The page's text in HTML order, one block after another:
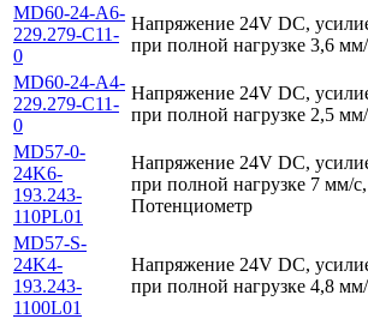
MD60-24-A6-
229.279-C11-
0
Напряжение 24V DC,
при полной нагрузке 3,6
MD60-24-A4-
229.279-C11-
0
Напряжение 24V DC,
при полной нагрузке 2,5
MD57-0-
24K6-
193.243-
110PL01
Напряжение 24V DC,
при полной нагрузке 7 мм/
Потенциометр
MD57-S-
24K4-
193.243-
1100L01
Напряжение 24V DC,
при полной нагрузке 4,8